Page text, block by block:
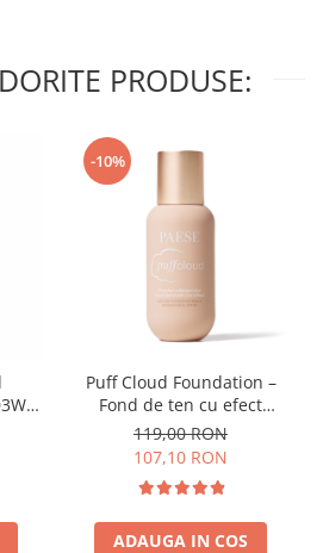
PRODUSE:
-10%
Puff Cloud Foundation –
Fond de ten cu efect
natural
119,00 RON
107,10 RON
ADAUGA IN COS